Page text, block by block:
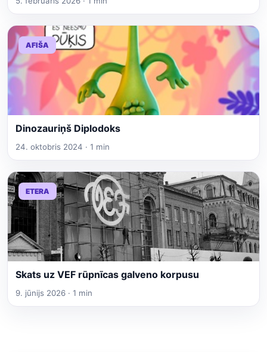
AFIŠA
Dinozauriņš Diplodoks
24. oktobris 2024 · 1 min
ETERA
Skats uz VEF rūpnīcas galveno korpusu
9. jūnijs 2026 · 1 min